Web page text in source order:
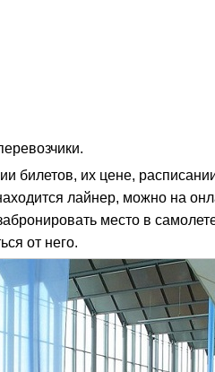
билетов, их цене,
лайнер, можно на
место в
от него.